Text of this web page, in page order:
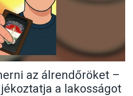
az álrendőröket –
a lakosságot